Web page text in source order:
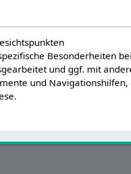
Besonderheiten
und ggf. mit
und